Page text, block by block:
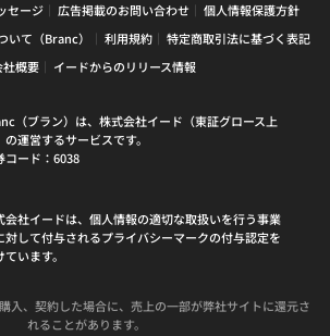
セージ 広告掲載のお問い合わせ
個人情報保護方針
いて（Branc）
利用規約
特定商取引法に基づく表記
社概要
イードからのリリース情報
（ブラン）は、株式会社イード（東証グロース上
の運営するサービスです。
コード：6038
会社イードは、個人情報の適切な取扱いを行う事業
対して付与されるプライバシーマークの付与認定を
ています。
入、契約した場合に、売上の一部が弊社サイトに還元さ
れることがあります。